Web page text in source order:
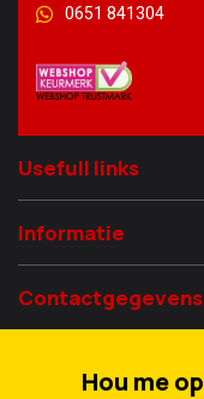
0651 841304
Usefull links
Informatie
Contactgegevens
Hou me